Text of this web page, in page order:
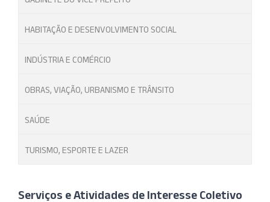
HABITAÇÃO E DESENVOLVIMENTO SOCIAL
INDÚSTRIA E COMÉRCIO
OBRAS, VIAÇÃO, URBANISMO E TRÂNSITO
SAÚDE
TURISMO, ESPORTE E LAZER
Serviços e Atividades de Interesse Coletivo